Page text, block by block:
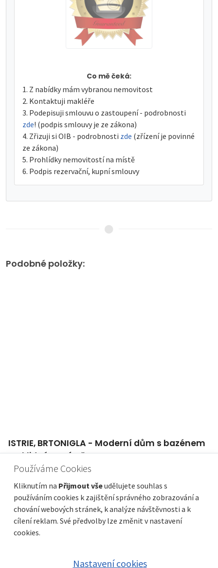
Co mě čeká:
Z nabídky mám vybranou nemovitost
Kontaktuji makléře
Podepisuji smlouvu o zastoupení - podrobnosti
zde! (podpis smlouvy je ze zákona)
Zřizuji si OIB - podrobnosti zde (zřízení je povinné
ze zákona)
Prohlídky nemovitostí na místě
Podpis rezervační, kupní smlouvy
Podobné položky:
ISTRIE, BRTONIGLA - Moderní dům s bazénem
na klidném místě
Cena445 000 €
Plocha celkem
116 m² Obec, část obce
Brtonigla
Používáme Cookies
Kliknutím na Přijmout všeudělujete souhlas s
používáním cookies k zajištění správného zobrazování a
chování webových stránek, k analýze návštěvnosti a k
cílení reklam. Své předvolby lze změnit v nastavení
cookies.
Nastavení cookies